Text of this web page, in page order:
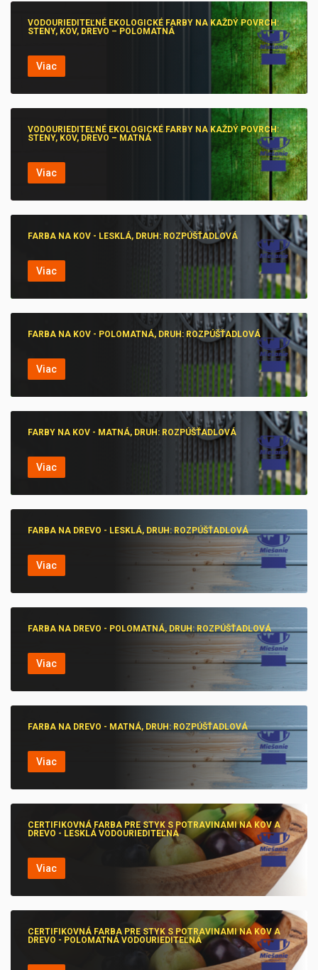
VODOURIEDITEĽNÉ EKOLOGICKÉ FARBY NA KAŽDÝ POVRCH:
STENY, KOV, DREVO – POLOMATNÁ
Viac
VODOURIEDITEĽNÉ EKOLOGICKÉ FARBY NA KAŽDÝ POVRCH:
STENY, KOV, DREVO – MATNÁ
Viac
FARBA NA KOV - LESKLÁ, DRUH: ROZPÚŠŤADLOVÁ
Viac
FARBA NA KOV - POLOMATNÁ, DRUH: ROZPÚŠŤADLOVÁ
Viac
FARBY NA KOV - MATNÁ, DRUH: ROZPÚŠŤADLOVÁ
Viac
FARBA NA DREVO - LESKLÁ, DRUH: ROZPÚŠŤADLOVÁ
Viac
FARBA NA DREVO - POLOMATNÁ, DRUH: ROZPÚŠŤADLOVÁ
Viac
FARBA NA DREVO - MATNÁ, DRUH: ROZPÚŠŤADLOVÁ
Viac
CERTIFIKOVNÁ FARBA PRE STYK S POTRAVINAMI NA KOV A
DREVO - LESKLÁ VODOURIEDITEĽNÁ
Viac
CERTIFIKOVNÁ FARBA PRE STYK S POTRAVINAMI NA KOV A
DREVO - POLOMATNÁ VODOURIEDITEĽNÁ